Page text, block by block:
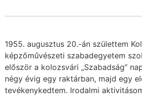
1955. augusztus 20.-án születtem
képzőművészeti szabadegyetem
először a kolozsvári „Szabadság”
négy évig egy raktárban, majd egy
tevékenykedtem. Irodalmi